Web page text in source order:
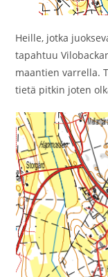
Heille, jotka
tapahtuu
maantien varrella.
tietä pitkin joten